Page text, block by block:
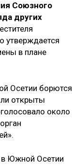
Союзного
других
утверждается
в плане
Осетии борются
открыты
около
в Южной Осетии